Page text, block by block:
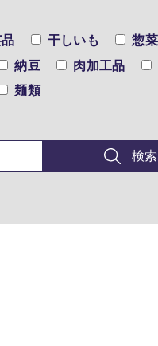
干しいも
惣菜
納豆
肉加工品
麺類